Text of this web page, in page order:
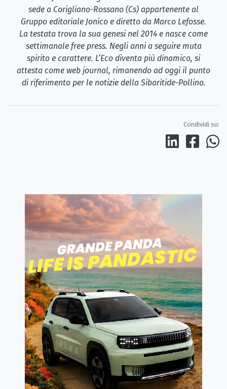
sede a Corigliano-Rossano (Cs) appartenente al
Gruppo editoriale Jonico e diretto da Marco Lefosse.
La testata trova la sua genesi nel 2014 e nasce come
settimanale free press. Negli anni a seguire muta
spirito e carattere. L’Eco diventa più dinamico, si
attesta come web journal, rimanendo ad oggi il punto
di riferimento per le notizie della Sibaritide-Pollino.
Condividi su: